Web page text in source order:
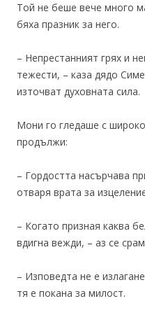
Той не беше вече много
бяха празник за него.
– Непрестанният грях и
тежести, – каза дядо
източват духовната сила.
Мони го гледаше с
продължи:
– Гордостта насърчава
отваря врата за
– Когато призная каква
вдигна вежди, – аз се
– Изповедта не е
тя е покана за милост.